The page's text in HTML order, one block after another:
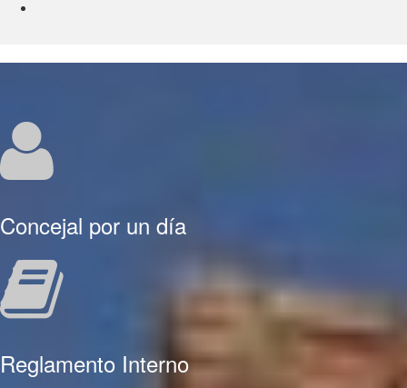
Concejal por un día
Reglamento Interno